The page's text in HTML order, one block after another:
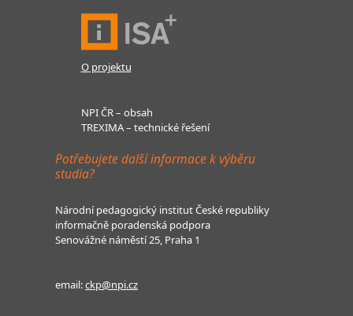
O projektu
NPI ČR – obsah
TREXIMA – technické řešení
Potřebujete další informace k výběru
studia?
Národní pedagogický institut České republiky
informačně poradenská podpora
Senovážné náměstí 25, Praha 1
email:ckp@npi.cz